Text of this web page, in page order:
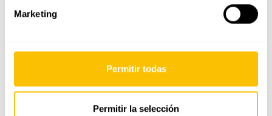
Marketing
Permitir todas
Permitir la selección
Esencia
diamante